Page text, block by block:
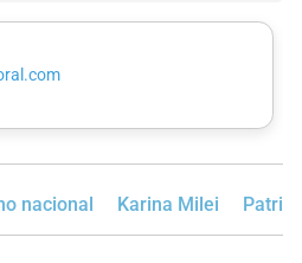
nacional Karina Milei